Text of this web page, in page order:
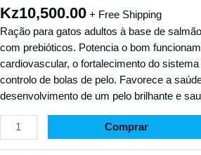
Kz10,500.00 + Free Shipping
Ração para gatos adultos à base de
com prebióticos. Potencia o bom
cardiovascular, o fortalecimento do
controlo de bolas de pelo. Favorece a
desenvolvimento de um pelo brilhante e
Comprar